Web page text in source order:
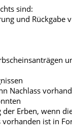
sind:
und Rückgabe
Nachlass
der Erben, wenn
vorhanden ist in